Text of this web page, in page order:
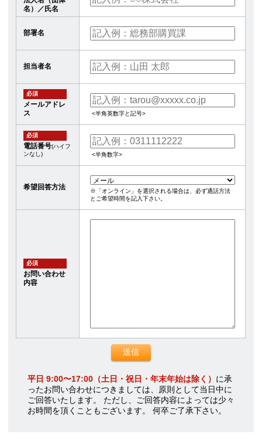
名）／氏名
部署名
担当者名
必須
メールアドレ
ス
<半角英数字と記号>
必須
電話番号(ハイフ
ンなし)
<半角数字>
希望回答方法
※「オンライン」を選択される場合は、必ず通話方法
とご希望時間を記入下さい。
必須
お問い合わせ
内容
平日 9:00〜17:00（土日・祝日・年末年始は除く） に承
ったお問い合わせにつきましては、原則として当日中に
ご回答いたします。 ただし、ご回答内容によっては少々
お時間を頂くこともございます。 何卒ご了承下さい。